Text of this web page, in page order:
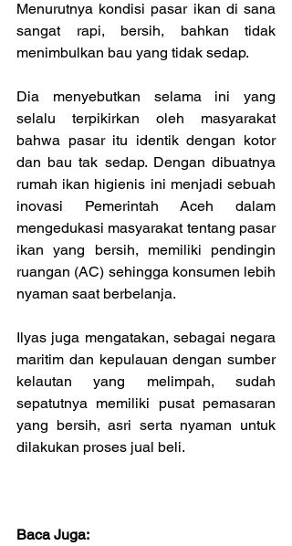
Menurutnya kondisi pasar ikan di sana
sangat rapi, bersih, bahkan tidak
menimbulkan bau yang tidak sedap.
Dia menyebutkan selama ini yang
selalu terpikirkan oleh masyarakat
bahwa pasar itu identik dengan kotor
dan bau tak sedap. Dengan dibuatnya
rumah ikan higienis ini menjadi sebuah
inovasi Pemerintah Aceh dalam
mengedukasi masyarakat tentang pasar
ikan yang bersih, memiliki pendingin
ruangan (AC) sehingga konsumen lebih
nyaman saat berbelanja.
Ilyas juga mengatakan, sebagai negara
maritim dan kepulauan dengan sumber
kelautan yang melimpah, sudah
sepatutnya memiliki pusat pemasaran
yang bersih, asri serta nyaman untuk
dilakukan proses jual beli.
Baca Juga: